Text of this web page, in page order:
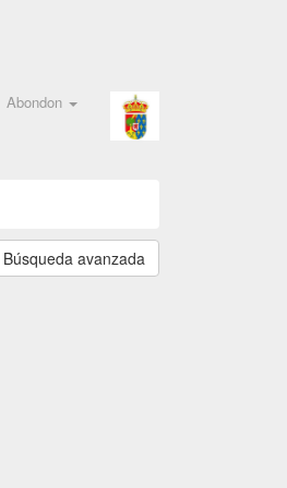
Abondon
Búsqueda avanzada